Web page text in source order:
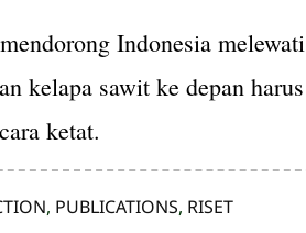
Indonesia melewati
kelapa sawit ke depan harus
ketat.
, PUBLICATIONS, RISET